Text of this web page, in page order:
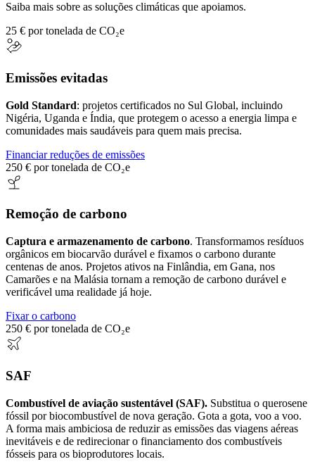
Saiba mais sobre as soluções climáticas que apoiamos.
25 € por tonelada de CO₂e
Emissões evitadas
Gold Standard: projetos certificados no Sul Global, incluindo
Nigéria, Uganda e Índia, que protegem o acesso a energia limpa e
comunidades mais saudáveis para quem mais precisa.
Financiar reduções de emissões
250 € por tonelada de CO₂e
Remoção de carbono
Captura e armazenamento de carbono. Transformamos resíduos
orgânicos em biocarvão durável e fixamos o carbono durante
centenas de anos. Projetos ativos na Finlândia, em Gana, nos
Camarões e na Malásia tornam a remoção de carbono durável e
verificável uma realidade já hoje.
Fixar o carbono
250 € por tonelada de CO₂e
SAF
Combustível de aviação sustentável (SAF). Substitua o querosene
fóssil por biocombustível de nova geração. Gota a gota, voo a voo.
A forma mais ambiciosa de reduzir as emissões das viagens aéreas
inevitáveis e de redirecionar o financiamento dos combustíveis
fósseis para os bioprodutores locais.